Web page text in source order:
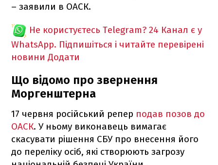
– заявили в ОАСК.
Не користуєтесь Telegram? 24 Канал є у
WhatsApp. Підпишіться і читайте перевірені
новини Додати
Що відомо про звернення
Моргенштерна
17 червня російський репер подав позов до
ОАСК. У ньому виконавець вимагає
скасувати рішення СБУ про внесення його
до переліку осіб, які створюють загрозу